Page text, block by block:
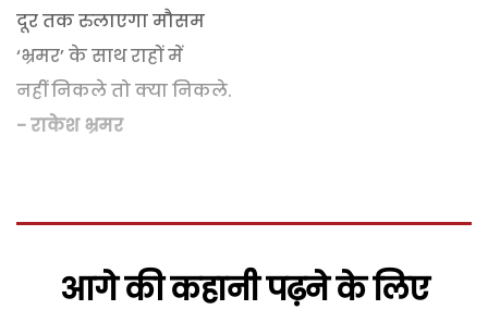
दूर तक रुलाएगा मौसम
‘भ्रमर’ के साथ राहों में
नहीं निकले तो क्या निकले.
- राकेश भ्रमर
आगे की कहानी पढ़ने के लिए